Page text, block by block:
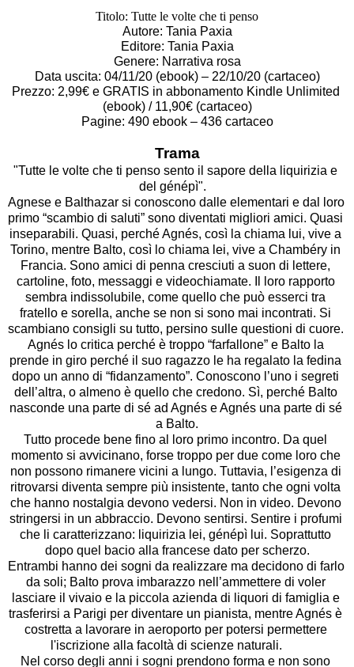
Titolo: Tutte le volte che ti penso
Autore: Tania Paxia
Editore: Tania Paxia
Genere: Narrativa rosa
Data uscita: 04/11/20 (ebook) – 22/10/20 (cartaceo)
Prezzo: 2,99€ e GRATIS in abbonamento Kindle Unlimited
(ebook) / 11,90€ (cartaceo)
Pagine: 490 ebook – 436 cartaceo
Trama
"Tutte le volte che ti penso sento il sapore della liquirizia e
del génépì".
Agnese e Balthazar si conoscono dalle elementari e dal loro
primo “scambio di saluti” sono diventati migliori amici. Quasi
inseparabili. Quasi, perché Agnés, così la chiama lui, vive a
Torino, mentre Balto, così lo chiama lei, vive a Chambéry in
Francia. Sono amici di penna cresciuti a suon di lettere,
cartoline, foto, messaggi e videochiamate. Il loro rapporto
sembra indissolubile, come quello che può esserci tra
fratello e sorella, anche se non si sono mai incontrati. Si
scambiano consigli su tutto, persino sulle questioni di cuore.
Agnés lo critica perché è troppo “farfallone” e Balto la
prende in giro perché il suo ragazzo le ha regalato la fedina
dopo un anno di “fidanzamento”. Conoscono l’uno i segreti
dell’altra, o almeno è quello che credono. Sì, perché Balto
nasconde una parte di sé ad Agnés e Agnés una parte di sé
a Balto.
Tutto procede bene fino al loro primo incontro. Da quel
momento si avvicinano, forse troppo per due come loro che
non possono rimanere vicini a lungo. Tuttavia, l’esigenza di
ritrovarsi diventa sempre più insistente, tanto che ogni volta
che hanno nostalgia devono vedersi. Non in video. Devono
stringersi in un abbraccio. Devono sentirsi. Sentire i profumi
che li caratterizzano: liquirizia lei, génépì lui. Soprattutto
dopo quel bacio alla francese dato per scherzo.
Entrambi hanno dei sogni da realizzare ma decidono di farlo
da soli; Balto prova imbarazzo nell’ammettere di voler
lasciare il vivaio e la piccola azienda di liquori di famiglia e
trasferirsi a Parigi per diventare un pianista, mentre Agnés è
costretta a lavorare in aeroporto per potersi permettere
l'iscrizione alla facoltà di scienze naturali.
Nel corso degli anni i sogni prendono forma e non sono